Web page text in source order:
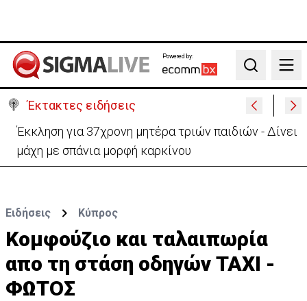
Powered by:
Search
Έκτακτες ειδήσεις
Γερμανία: Συγκρούστηκαν δύο τραμ - Τουλάχιστον
25 τραυματίες, οι 7 σοβαρά
Ειδήσεις Κύπρος
Κομφούζιο και ταλαιπωρία
απο τη στάση οδηγών ΤΑΧΙ -
ΦΩΤΟΣ